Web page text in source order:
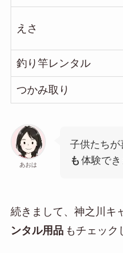
えさ
釣り竿レンタル
つかみ取り
あおは
子供たちが
も 体験でき
続きまして、神之川キ
ンタル用品 もチェック